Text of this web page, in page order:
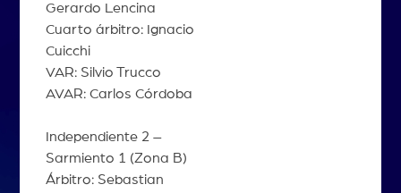
Gerardo Lencina
Cuarto árbitro: Ignacio
Cuicchi
VAR: Silvio Trucco
AVAR: Carlos Córdoba
Independiente 2 –
Sarmiento 1 (Zona B)
Árbitro: Sebastian